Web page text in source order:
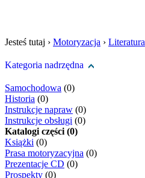
Jesteś tutaj › Motoryzacja › Literatura
Kategoria nadrzędna
Samochodowa (0)
Historia (0)
Instrukcje napraw (0)
Instrukcje obsługi (0)
Katalogi części (0)
Książki (0)
Prasa motoryzacyjna (0)
Prezentacje CD (0)
Prospekty (0)